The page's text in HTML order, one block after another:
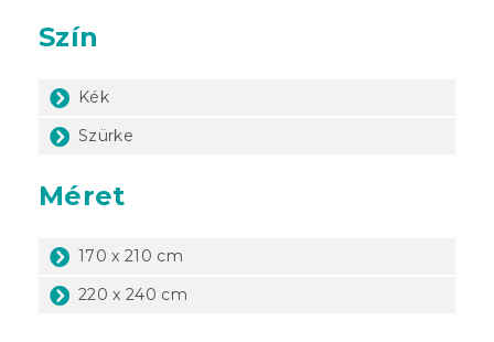
Szín
Kék
Szürke
Méret
170 x 210 cm
220 x 240 cm